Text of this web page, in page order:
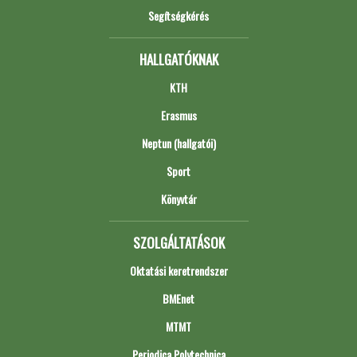
Segítségkérés
HALLGATÓKNAK
KTH
Erasmus
Neptun (hallgatói)
Sport
Könyvtár
SZOLGÁLTATÁSOK
Oktatási keretrendszer
BMEnet
MTMT